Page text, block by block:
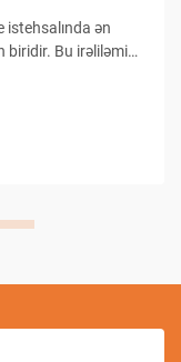
istehsalında ən
biridir. Bu irəliləmiş